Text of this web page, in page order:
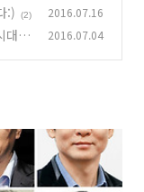
:) (2) 2016.07.16
대의
2016.07.04